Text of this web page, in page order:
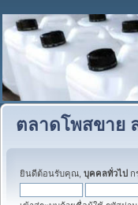
ตลาดโพสขาย
ยินดีต้อนรับคุณ, บุคคลทั่วไป ก